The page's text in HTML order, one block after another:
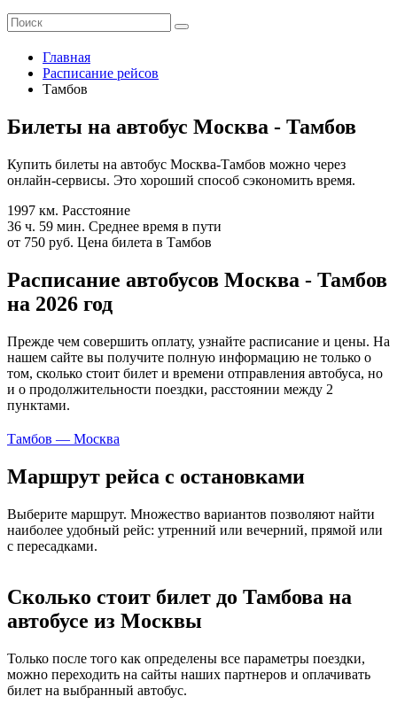
Главная
Расписание рейсов
Тамбов
Билеты на автобус Москва - Тамбов
Купить билеты на автобус Москва-Тамбов можно через
онлайн-сервисы. Это хороший способ сэкономить время.
1997 км. Расстояние
36 ч. 59 мин. Среднее время в пути
от 750 руб. Цена билета в Тамбов
Расписание автобусов Москва - Тамбов
на 2026 год
Прежде чем совершить оплату, узнайте расписание и цены. На
нашем сайте вы получите полную информацию не только о
том, сколько стоит билет и времени отправления автобуса, но
и о продолжительности поездки, расстоянии между 2
пунктами.
Тамбов — Москва
Маршрут рейса с остановками
Выберите маршрут. Множество вариантов позволяют найти
наиболее удобный рейс: утренний или вечерний, прямой или
с пересадками.
Сколько стоит билет до Тамбова на
автобусе из Москвы
Только после того как определены все параметры поездки,
можно переходить на сайты наших партнеров и оплачивать
билет на выбранный автобус.